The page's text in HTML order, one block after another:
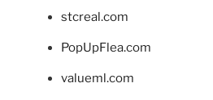
stcreal.com
PopUpFlea.com
valueml.com